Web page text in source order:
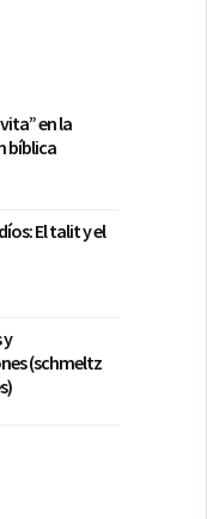
en la
bíblica
El talit y el
y
(schmeltz